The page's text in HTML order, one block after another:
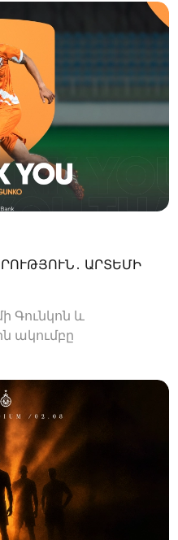
ԱՐՏԵՄԻ
և
ակումբը